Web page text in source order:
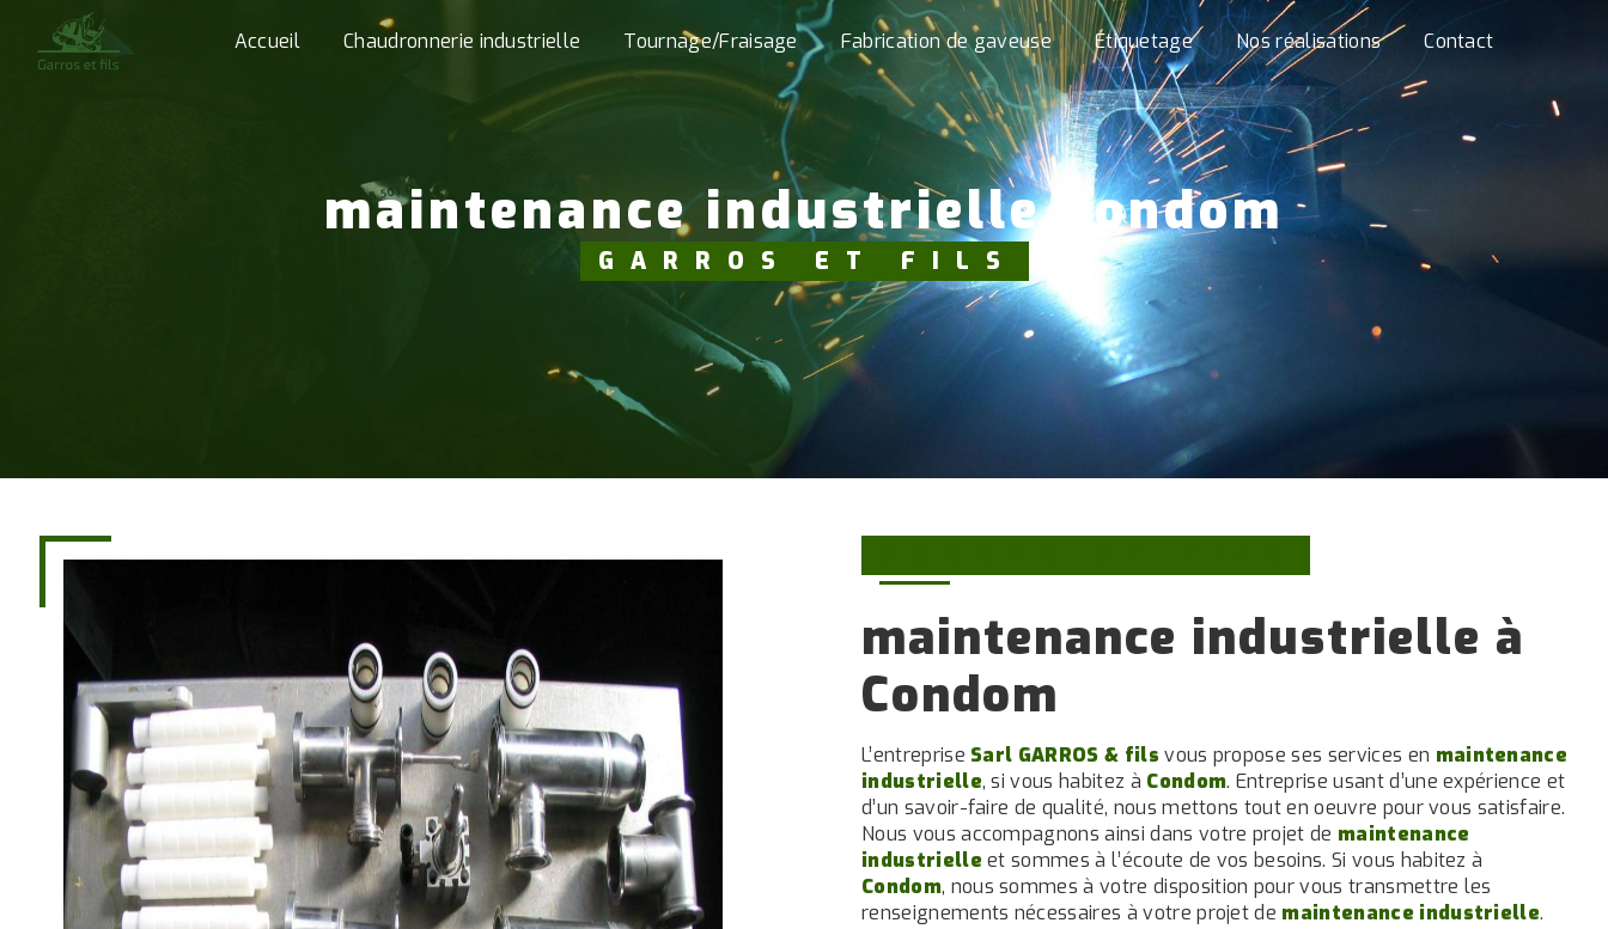
Accueil Chaudronnerie industrielle Tournage/Fraisage Fabrication de gaveuse Étiquetage Nos réalisations Contact
maintenance industrielle Condom
GARROS ET FILS
maintenance industrielle à
Condom
L’entreprise Sarl GARROS & fils vous propose ses services en maintenance
industrielle, si vous habitez à Condom. Entreprise usant d’une expérience et
d’un savoir-faire de qualité, nous mettons tout en oeuvre pour vous satisfaire.
Nous vous accompagnons ainsi dans votre projet de maintenance
industrielle et sommes à l’écoute de vos besoins. Si vous habitez à
Condom, nous sommes à votre disposition pour vous transmettre les
renseignements nécessaires à votre projet de maintenance industrielle.
Panneau de gestion des cookies